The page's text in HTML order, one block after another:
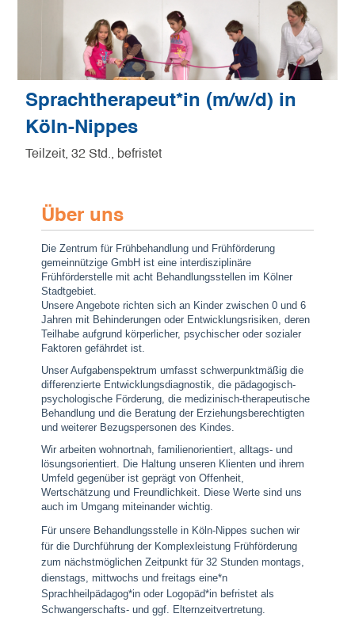
Sprachtherapeut*in (m/w/d) in
Köln-Nippes
Teilzeit, 32 Std., befristet
Über uns
Die Zentrum für Frühbehandlung und Frühförderung
gemeinnützige GmbH ist eine interdisziplinäre
Frühförderstelle mit acht Behandlungsstellen im Kölner
Stadtgebiet.
Unsere Angebote richten sich an Kinder zwischen 0 und 6
Jahren mit Behinderungen oder Entwicklungsrisiken, deren
Teilhabe aufgrund körperlicher, psychischer oder sozialer
Faktoren gefährdet ist.
Unser Aufgabenspektrum umfasst schwerpunktmäßig die
differenzierte Entwicklungsdiagnostik, die pädagogisch-
psychologische Förderung, die medizinisch-therapeutische
Behandlung und die Beratung der Erziehungsberechtigten
und weiterer Bezugspersonen des Kindes.
Wir arbeiten wohnortnah, familienorientiert, alltags- und
lösungsorientiert. Die Haltung unseren Klienten und ihrem
Umfeld gegenüber ist geprägt von Offenheit,
Wertschätzung und Freundlichkeit. Diese Werte sind uns
auch im Umgang miteinander wichtig.
Für unsere Behandlungsstelle in Köln-Nippes suchen wir
für die Durchführung der Komplexleistung Frühförderung
zum nächstmöglichen Zeitpunktfür 32 Stunden montags,
dienstags, mittwochs und freitags eine*n
Sprachheilpädagog*in oder Logopäd*in befristet als
Schwangerschafts- und ggf. Elternzeitvertretung.